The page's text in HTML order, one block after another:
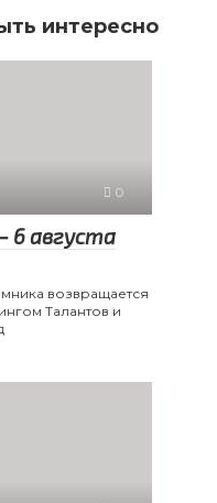
интересно
0
6 августа
возвращается
Талантов и